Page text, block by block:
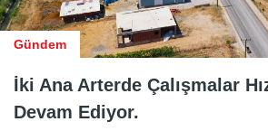
Gündem
İki Ana Arterde Çalışmalar
Devam Ediyor.